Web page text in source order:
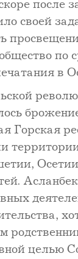
после
своей
по
в
Горская
целью